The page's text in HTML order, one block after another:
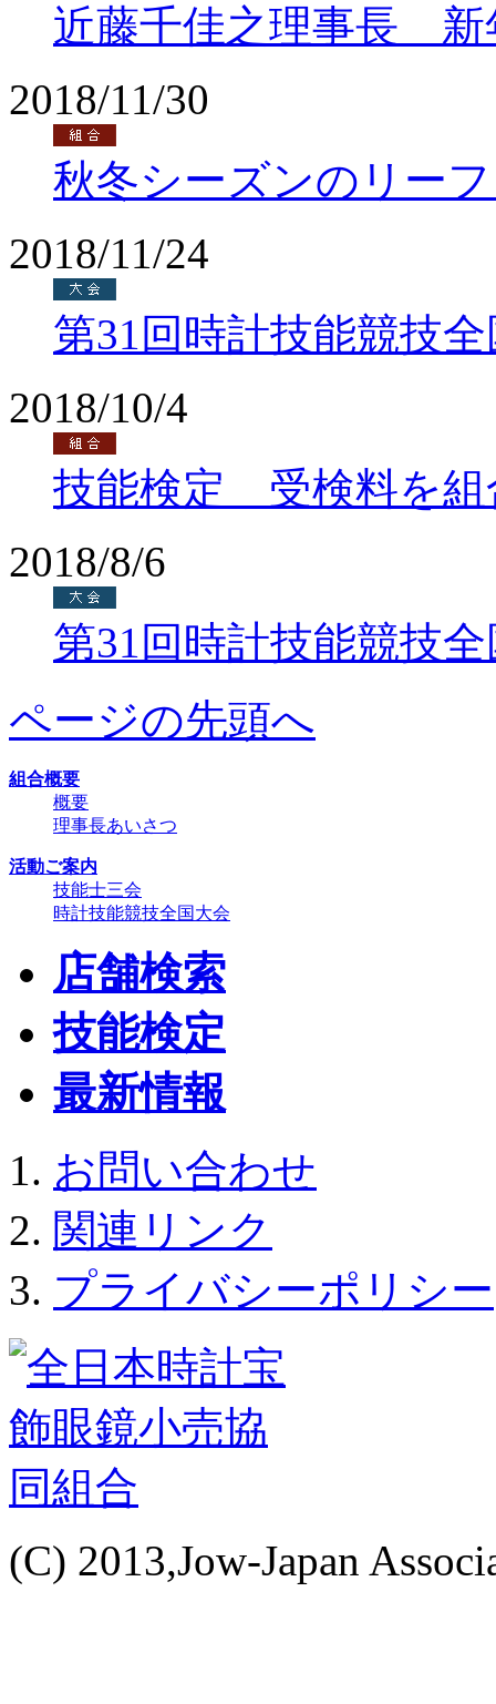
近藤千佳之理事長 新
2018/11/30
秋冬シーズンのリー
2018/11/24
第31回時計技能競技
2018/10/4
技能検定 受検料を組
2018/8/6
第31回時計技能競技
ページの先頭へ
組合概要
概要
理事長あいさつ
活動ご案内
技能士三会
時計技能競技全国大会
店舗検索
技能検定
最新情報
お問い合わせ
関連リンク
プライバシーポリシー
(C) 2013,Jow-Japan